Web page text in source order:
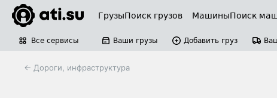
ГрузыПоиск грузов МашиныПоиск
Все сервисы Ваши грузы Добавить груз
← Дороги, инфраструктура